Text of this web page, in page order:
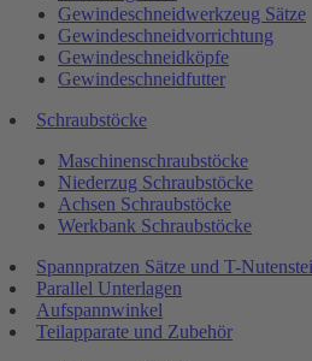
Gewindeschneidwerkzeug Sätze
Gewindeschneidvorrichtung
Gewindeschneidköpfe
Gewindeschneidfutter
Schraubstöcke
Maschinenschraubstöcke
Niederzug Schraubstöcke
Achsen Schraubstöcke
Werkbank Schraubstöcke
Spannpratzen Sätze und T-
Parallel Unterlagen
Aufspannwinkel
Teilapparate und Zubehör